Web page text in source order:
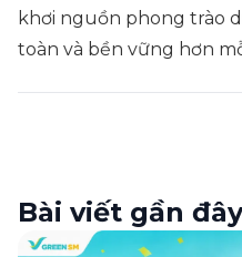
khơi nguồn phong trào
toàn và bền vững hơn
Bài viết gần đây